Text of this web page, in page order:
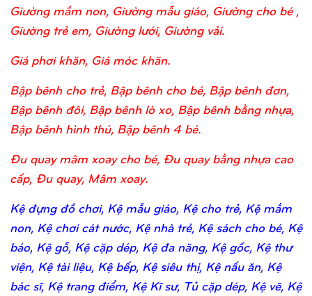
Giường mầm non, Giường mẫu giáo, Giường cho bé ,
Giường trẻ em, Giường lưới, Giường vải.
Giá phơi khăn, Giá móc khăn.
Bập bênh cho trẻ, Bập bênh cho bé, Bập bênh đơn,
Bập bênh đôi, Bập bênh lò xo, Bập bênh bằng nhựa,
Bập bênh hình thú, Bập bênh 4 bé.
Đu quay mâm xoay cho bé, Đu quay bằng nhựa cao
cấp, Đu quay, Mâm xoay.
Kệ đựng đồ chơi, Kệ mẫu giáo, Kệ cho trẻ, Kệ mầm
non, Kệ chơi cát nước, Kệ nhà trẻ, Kệ sách cho bé, Kệ
báo, Kệ gỗ, Kệ cặp dép, Kệ đa năng, Kệ gốc, Kệ thư
viện, Kệ tài liệu, Kệ bếp, Kệ siêu thị, Kệ nấu ăn, Kệ
bác sĩ, Kệ trang điểm, Kệ Kĩ sư, Tủ cặp dép, Kệ vẽ, Kệ